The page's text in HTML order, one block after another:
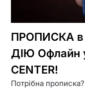
ПРОПИСКА в
ДІЮ Офлайн
CENTER!
Потрібна